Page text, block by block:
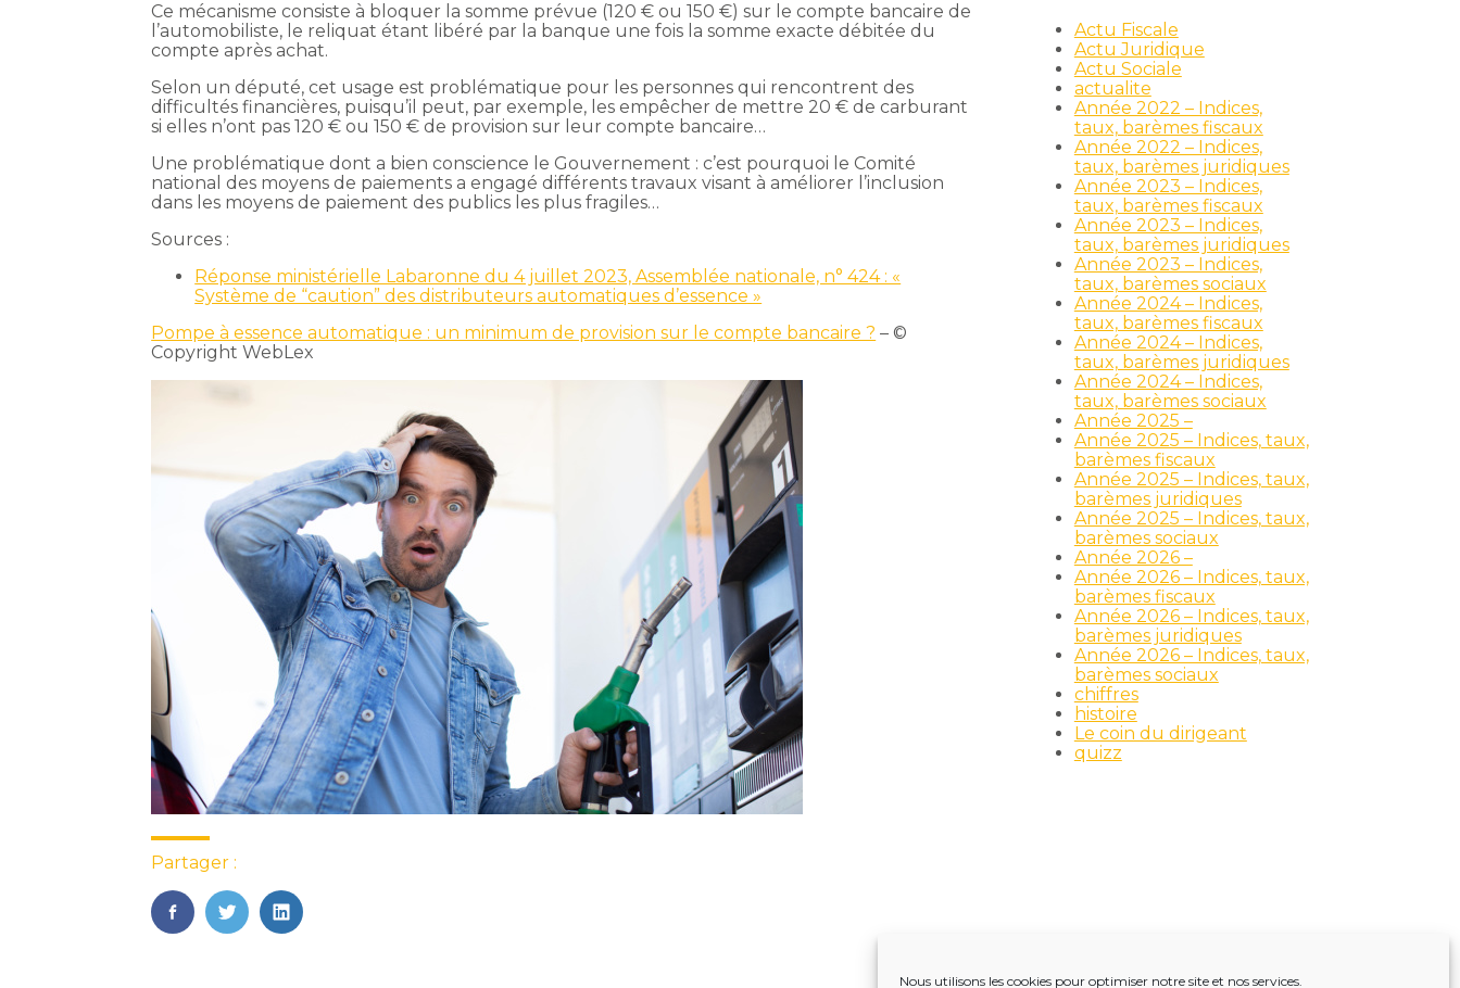
Nous utilisons les cookies pour optimiser notre site et nos services.
Ce mécanisme consiste à bloquer la somme prévue (120 € ou 150 €) sur le compte bancaire de
l’automobiliste, le reliquat étant libéré par la banque une fois la somme exacte débitée du
compte après achat.
Selon un député, cet usage est problématique pour les personnes qui rencontrent des
difficultés financières, puisqu’il peut, par exemple, les empêcher de mettre 20 € de carburant
si elles n’ont pas 120 € ou 150 € de provision sur leur compte bancaire…
Une problématique dont a bien conscience le Gouvernement : c’est pourquoi le Comité
national des moyens de paiements a engagé différents travaux visant à améliorer l’inclusion
dans les moyens de paiement des publics les plus fragiles…
Sources :
Réponse ministérielle Labaronne du 4 juillet 2023, Assemblée nationale, n° 424 : «
Système de “caution” des distributeurs automatiques d’essence »
Pompe à essence automatique : un minimum de provision sur le compte bancaire ? – ©
Copyright WebLex
Partager :
FaceBook
TwitterLinkedIn
Actu Fiscale
Actu Juridique
Actu Sociale
actualite
Année 2022 – Indices,
taux, barèmes fiscaux
Année 2022 – Indices,
taux, barèmes juridiques
Année 2023 – Indices,
taux, barèmes fiscaux
Année 2023 – Indices,
taux, barèmes juridiques
Année 2023 – Indices,
taux, barèmes sociaux
Année 2024 – Indices,
taux, barèmes fiscaux
Année 2024 – Indices,
taux, barèmes juridiques
Année 2024 – Indices,
taux, barèmes sociaux
Année 2025 –
Année 2025 – Indices, taux,
barèmes fiscaux
Année 2025 – Indices, taux,
barèmes juridiques
Année 2025 – Indices, taux,
barèmes sociaux
Année 2026 –
Année 2026 – Indices, taux,
barèmes fiscaux
Année 2026 – Indices, taux,
barèmes juridiques
Année 2026 – Indices, taux,
barèmes sociaux
chiffres
histoire
Le coin du dirigeant
quizz